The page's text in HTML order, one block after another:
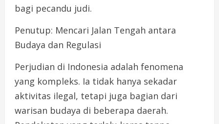
bagi pecandu judi.
Penutup: Mencari Jalan Tengah antara
Budaya dan Regulasi
Perjudian di Indonesia adalah fenomena
yang kompleks. Ia tidak hanya sekadar
aktivitas ilegal, tetapi juga bagian dari
warisan budaya di beberapa daerah.